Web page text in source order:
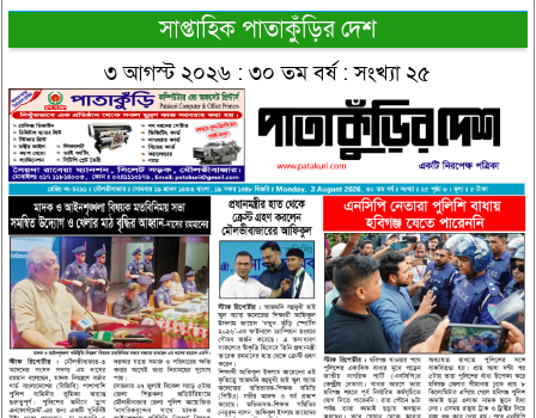
সাপ্তাহিক পাতাকুঁড়ির দেশ
৩ আগস্ট ২০২৬ : ৩০ তম বর্ষ : সংখ্যা ২৫